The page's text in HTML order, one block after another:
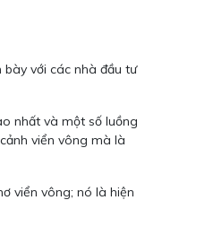
với các nhà đầu tư
nhất và một số luồng
viển vông mà là
viển vông; nó là hiện